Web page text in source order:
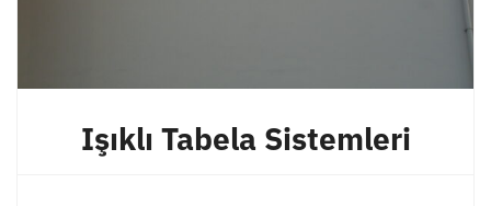
Işıklı Tabela Sistemleri